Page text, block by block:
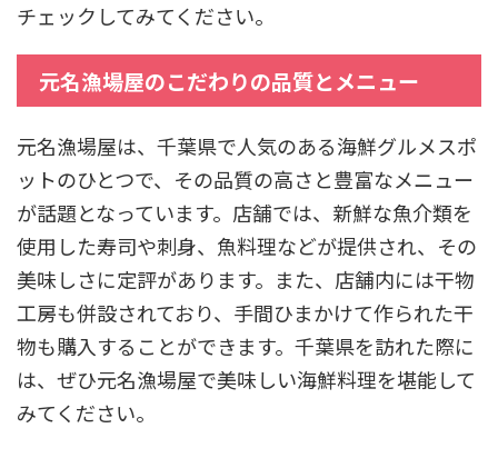
チェックしてみてください。
元名漁場屋のこだわりの品質とメニュー
元名漁場屋は、千葉県で人気のある海鮮グルメスポ
ットのひとつで、その品質の高さと豊富なメニュー
が話題となっています。店舗では、新鮮な魚介類を
使用した寿司や刺身、魚料理などが提供され、その
美味しさに定評があります。また、店舗内には干物
工房も併設されており、手間ひまかけて作られた干
物も購入することができます。千葉県を訪れた際に
は、ぜひ元名漁場屋で美味しい海鮮料理を堪能して
みてください。